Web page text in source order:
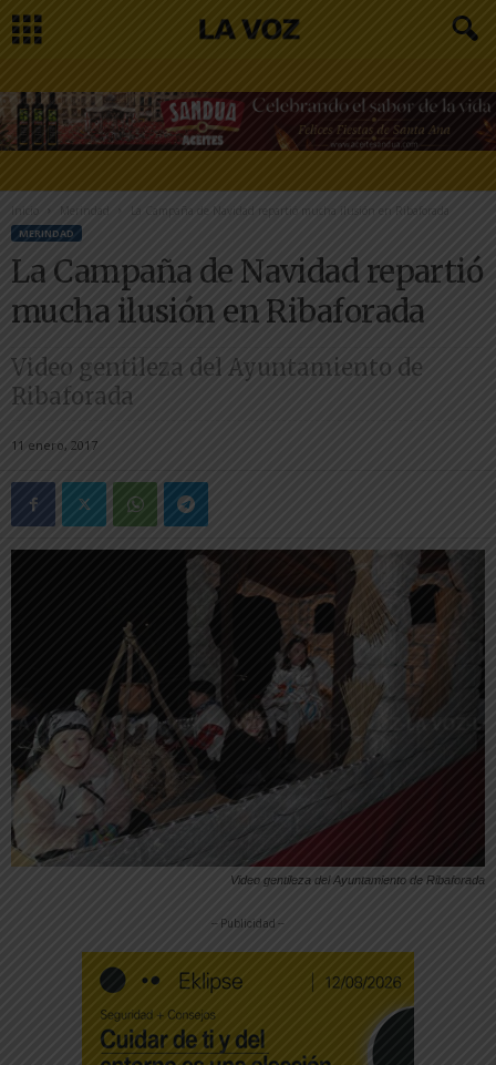
Inicio La Campaña de Navidad repartió mucha ilusión en Ribaforada
MERINDAD
La Campaña de Navidad repartió
mucha ilusión en Ribaforada
Video gentileza del Ayuntamiento de
Ribaforada
11 enero, 2017
Video gentileza del Ayuntamiento de Ribaforada
-- Publicidad --